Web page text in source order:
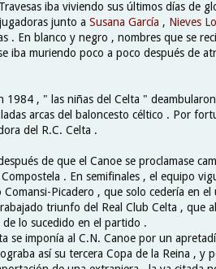
iba viviendo sus últimos días de
junto a Susana García , Nieves
. En blanco y negro , nombres que se
iba muriendo poco a poco después de
1984 , " las niñas del Celta "
arcas del baloncesto céltico . Por
del R.C. Celta .
de que el Canoe se proclamase
. En semifinales , el equipo
Picadero , que solo cedería en
triunfo del Real Club Celta , que
lo sucedido en el partido .
se imponía al C.N. Canoe por un
así su tercera Copa de la Reina , y